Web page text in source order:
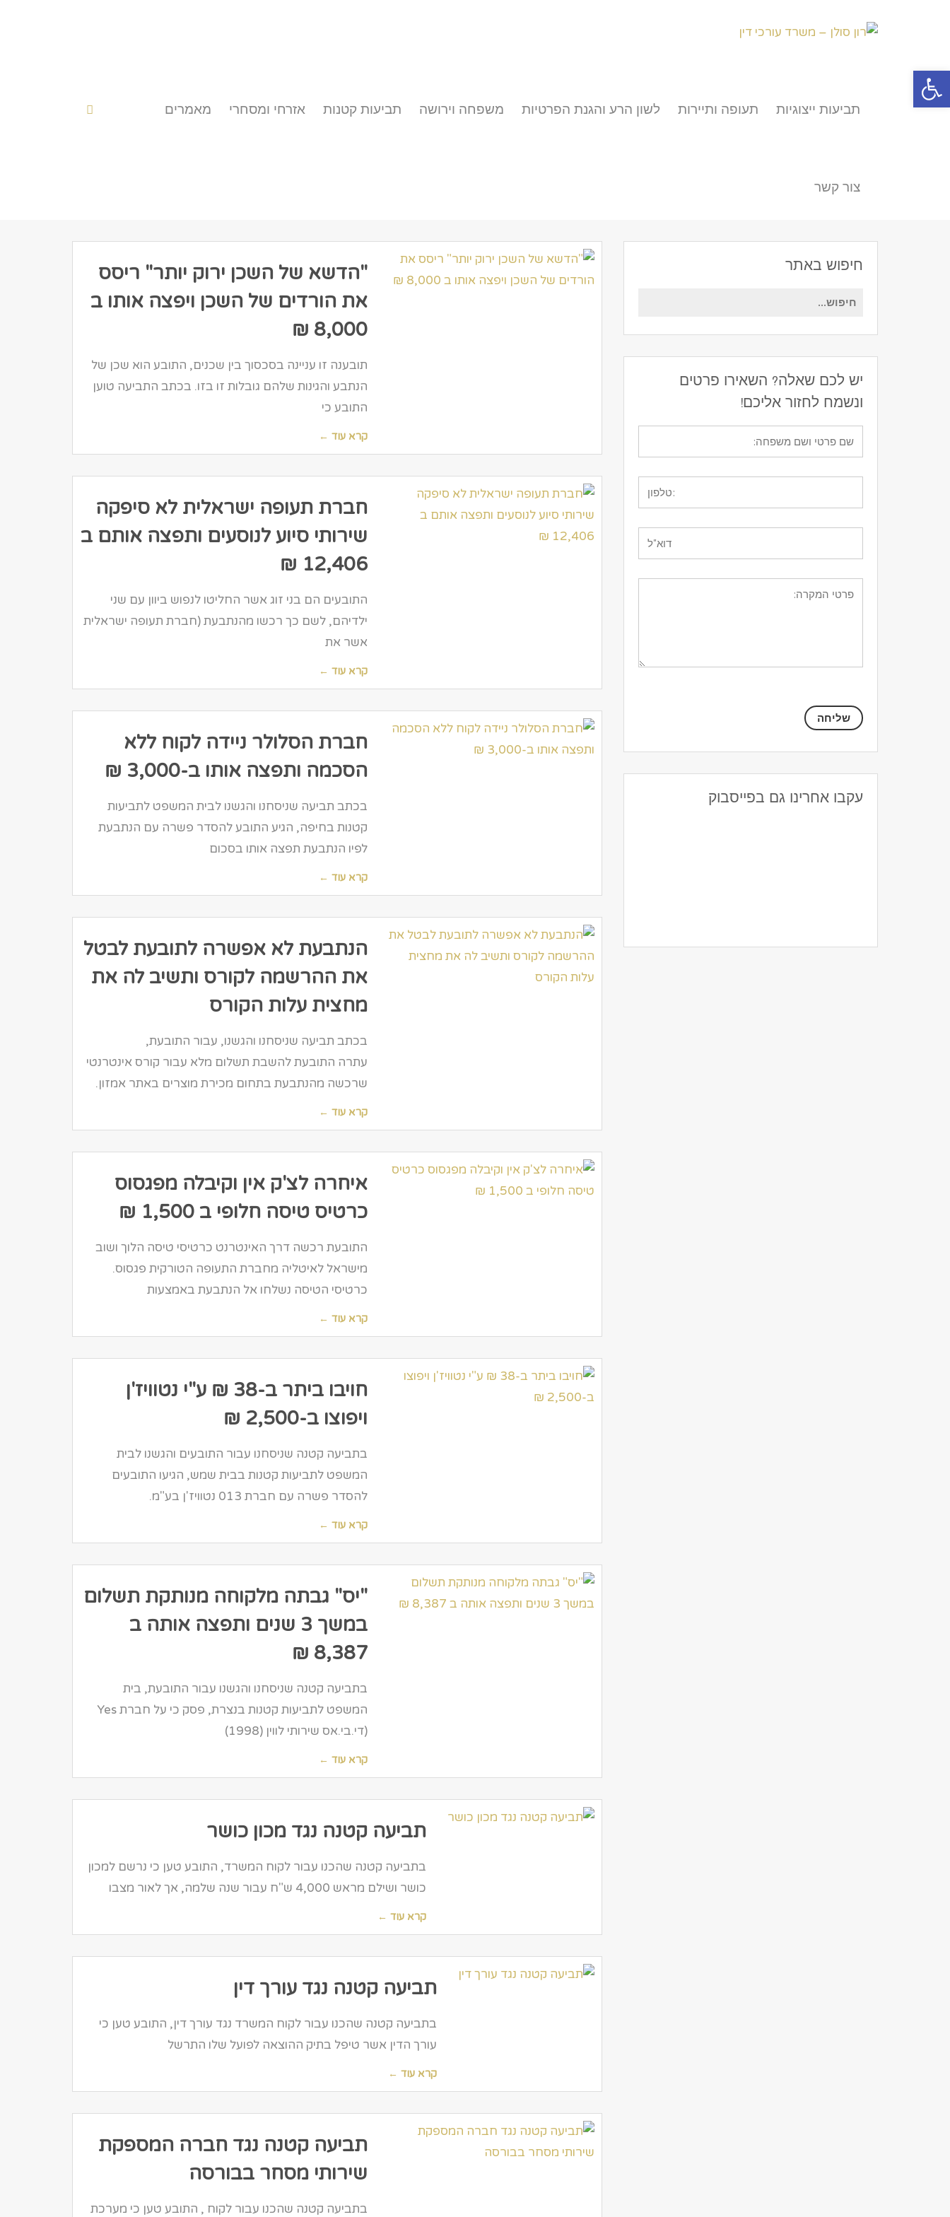
פתח סרגל נגישות
תביעות ייצוגיות תעופה ותיירות לשון הרע והגנת הפרטיות משפחה וירושה תביעות קטנות אזרחי ומסחרי מאמרים
צור קשר
"הדשא של השכן ירוק יותר" ריסס
את הורדים של השכן ויפצה אותו ב
8,000 ₪
תובענה זו עניינה בסכסוך בין שכנים, התובע הוא שכן של
הנתבע והגינות שלהם גובלות זו בזו. בכתב התביעה טוען
התובע כי
קרא עוד ←
חברת תעופה ישראלית לא סיפקה
שירותי סיוע לנוסעים ותפצה אותם ב
12,406 ₪
התובעים הם בני זוג אשר החליטו לנפוש ביוון עם שני
ילדיהם, לשם כך רכשו מהנתבעת (חברת תעופה ישראלית
אשר את
קרא עוד ←
חברת הסלולר ניידה לקוח ללא
הסכמה ותפצה אותו ב-3,000 ₪
בכתב תביעה שניסחנו והגשנו לבית המשפט לתביעות
קטנות בחיפה, הגיע התובע להסדר פשרה עם הנתבעת
לפיו הנתבעת תפצה אותו בסכום
קרא עוד ←
הנתבעת לא אפשרה לתובעת לבטל
את ההרשמה לקורס ותשיב לה את
מחצית עלות הקורס
בכתב תביעה שניסחנו והגשנו, עבור התובעת,
עתרה התובעת להשבת תשלום מלא עבור קורס אינטרנטי
שרכשה מהנתבעת בתחום מכירת מוצרים באתר אמזון.
קרא עוד ←
איחרה לצ'ק אין וקיבלה מפגסוס
כרטיס טיסה חלופי ב 1,500 ₪
התובעת רכשה דרך האינטרנט כרטיסי טיסה הלוך ושוב
מישראל לאיטליה מחברת התעופה הטורקית פגסוס.
כרטיסי הטיסה נשלחו אל הנתבעת באמצעות
קרא עוד ←
חויבו ביתר ב-38 ₪ ע"י נטוויז'ן
ויפוצו ב-2,500 ₪
בתביעה קטנה שניסחנו עבור התובעים והגשנו לבית
המשפט לתביעות קטנות בבית שמש, הגיעו התובעים
להסדר פשרה עם חברת 013 נטוויז'ן בע"מ.
קרא עוד ←
"יס" גבתה מלקוחה מנותקת תשלום
במשך 3 שנים ותפצה אותה ב
8,387 ₪
בתביעה קטנה שניסחנו והגשנו עבור התובעת, בית
המשפט לתביעות קטנות בנצרת, פסק כי על חברת Yes
(די.בי.אס שירותי לווין (1998)
קרא עוד ←
תביעה קטנה נגד מכון כושר
בתביעה קטנה שהכנו עבור לקוח המשרד, התובע טען כי נרשם למכון
כושר ושילם מראש 4,000 ש"ח עבור שנה שלמה, אך לאור מצבו
קרא עוד ←
תביעה קטנה נגד עורך דין
בתביעה קטנה שהכנו עבור לקוח המשרד נגד עורך דין, התובע טען כי
עורך הדין אשר טיפל בתיק ההוצאה לפועל שלו התרשל
קרא עוד ←
תביעה קטנה נגד חברה המספקת
שירותי מסחר בבורסה
בתביעה קטנה שהכנו עבור לקוח , התובע טען כי מערכת
חיפוש באתר
חיפוש
יש לכם שאלה? השאירו פרטים
ונשמח לחזור אליכם!
עקבו אחרינו גם בפייסבוק